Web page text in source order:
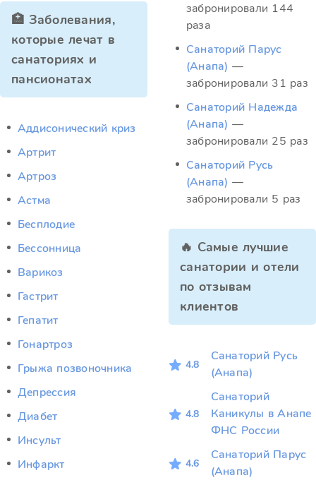
🏥 Заболевания,
которые лечат в
санаториях и
пансионатах
Аддисонический криз
Артрит
Артроз
Астма
Бесплодие
Бессонница
Варикоз
Гастрит
Гепатит
Гонартроз
Грыжа позвоночника
Депрессия
Диабет
Инсульт
Инфаркт
забронировали 144
раза
Санаторий Парус
(Анапа) —
забронировали 31 раз
Санаторий Надежда
(Анапа) —
забронировали 25 раз
Санаторий Русь
(Анапа) —
забронировали 5 раз
🔥 Самые лучшие
санатории и отели
по отзывам
клиентов
4.8
Санаторий Русь
(Анапа)
4.8
Санаторий
Каникулы в Анапе
ФНС России
4.6
Санаторий Парус
(Анапа)